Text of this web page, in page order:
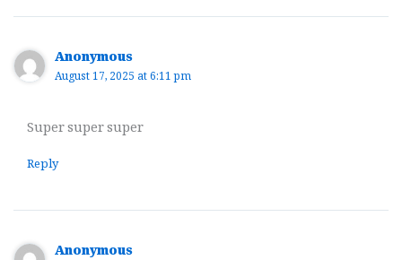
Anonymous
August 17, 2025 at 6:11 pm
Super super super
Reply
Anonymous